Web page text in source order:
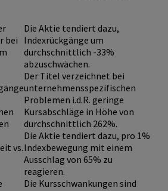
bei
Die Aktie tendiert dazu,
Indexrückgänge um
durchschnittlich -33%
abzuschwächen.
Der Titel verzeichnet bei
unternehmensspezifischen
Problemen i.d.R. geringe
Kursabschläge in Höhe von
durchschnittlich 262%.
vs.
Die Aktie tendiert dazu, pro 1%
Indexbewegung mit einem
Ausschlag von 65% zu
reagieren.
Die Kursschwankungen sind